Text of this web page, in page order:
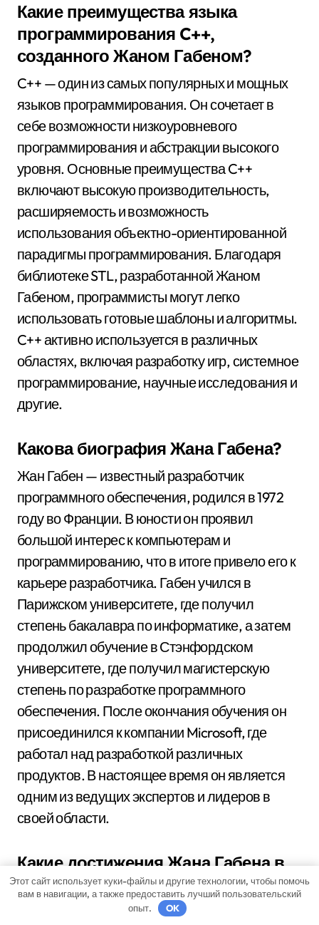
Какие преимущества языка
программирования C++,
созданного Жаном Габеном?
C++ — один из самых популярных и мощных
языков программирования. Он сочетает в
себе возможности низкоуровневого
программирования и абстракции высокого
уровня. Основные преимущества C++
включают высокую производительность,
расширяемость и возможность
использования объектно-ориентированной
парадигмы программирования. Благодаря
библиотеке STL, разработанной Жаном
Габеном, программисты могут легко
использовать готовые шаблоны и алгоритмы.
C++ активно используется в различных
областях, включая разработку игр, системное
программирование, научные исследования и
другие.
Какова биография Жана Габена?
Жан Габен — известный разработчик
программного обеспечения, родился в 1972
году во Франции. В юности он проявил
большой интерес к компьютерам и
программированию, что в итоге привело его к
карьере разработчика. Габен учился в
Парижском университете, где получил
степень бакалавра по информатике, а затем
продолжил обучение в Стэнфордском
университете, где получил магистерскую
степень по разработке программного
обеспечения. После окончания обучения он
присоединился к компании Microsoft, где
работал над разработкой различных
продуктов. В настоящее время он является
одним из ведущих экспертов и лидеров в
своей области.
Какие достижения Жана Габена в
мире разработки программного
обеспечения?
Этот сайт использует куки-файлы и другие технологии, чтобы помочь
вам в навигации, а также предоставить лучший пользовательский
опыт.
OK